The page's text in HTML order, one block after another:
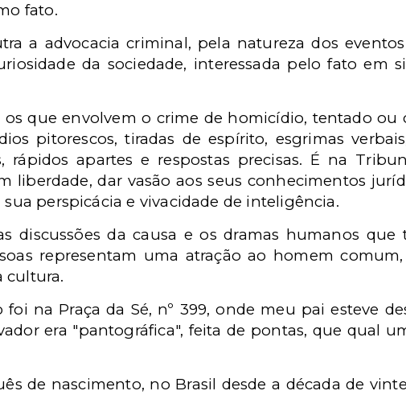
fato.
a advocacia criminal, pela natureza dos
da sociedade, interessada pelo fato em
que envolvem o crime de homicídio, tentado ou
pitorescos, tiradas de espírito, esgrimas
rápidos apartes e respostas precisas. É na
liberdade, dar vasão aos seus conhecimentos
perspicácia e vivacidade de inteligência.
discussões da causa e os dramas humanos
representam uma atração ao homem
cultura.
na Praça da Sé, nº 399, onde meu pai esteve
era "pantográfica", feita de pontas, que qual
de nascimento, no Brasil desde a década de